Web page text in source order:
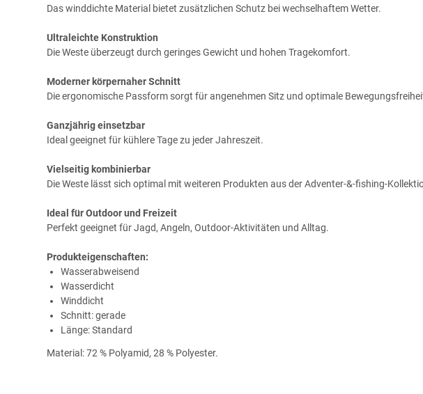
Das winddichte Material bietet zusätzlichen Schutz bei wechselhaftem Wetter.
Ultraleichte Konstruktion
Die Weste überzeugt durch geringes Gewicht und hohen Tragekomfort.
Moderner körpernaher Schnitt
Die ergonomische Passform sorgt für angenehmen Sitz und optimale
Ganzjährig einsetzbar
Ideal geeignet für kühlere Tage zu jeder Jahreszeit.
Vielseitig kombinierbar
Die Weste lässt sich optimal mit weiteren Produkten aus der Adventer-&-fishing-
Ideal für Outdoor und Freizeit
Perfekt geeignet für Jagd, Angeln, Outdoor-Aktivitäten und Alltag.
Produkteigenschaften:
Wasserabweisend
Wasserdicht
Winddicht
Schnitt: gerade
Länge: Standard
Material: 72 % Polyamid, 28 % Polyester.